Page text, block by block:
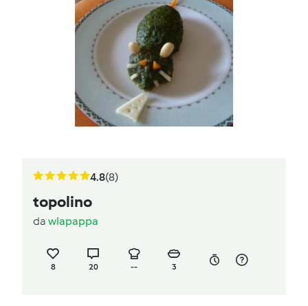
4.8(8)
topolino
da wlapappa
8 20 -- 3